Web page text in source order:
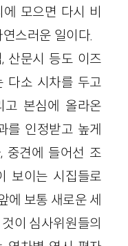
모으면 다시 비
스러운 일이다.
산문시 등도 이즈
다소 시차를 두고
고 본심에 올라온
를 인정받고 높게
중견에 들어선 조
보이는 시집들로
에 보통 새로운 세
이 심사위원들의